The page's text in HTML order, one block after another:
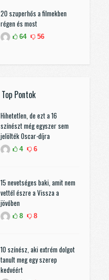
20 szuperhős a filmekben
régen és most
64 56
Top Pontok
Hihetetlen, de ezt a 16
színészt még egyszer sem
jelölték Oscar-díjra
4 6
15 nevetséges baki, amit nem
vettél észre a Vissza a
jövőben
8 8
10 színész, aki extrém dolgot
tanult meg egy szerep
kedvéért